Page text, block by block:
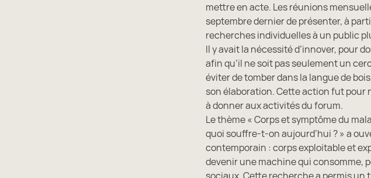
mettre en acte. Les réunions
septembre dernier de présenter, à
recherches individuelles à un public
Il y avait la nécessité d’innover, pour
afin qu’il ne soit pas seulement un
éviter de tomber dans la langue de
son élaboration. Cette action fut
à donner aux activités du forum.
Le thème « Corps et symptôme du
quoi souffre-t-on aujourd’hui ? » a
contemporain : corps exploitable et
devenir une machine qui consomme,